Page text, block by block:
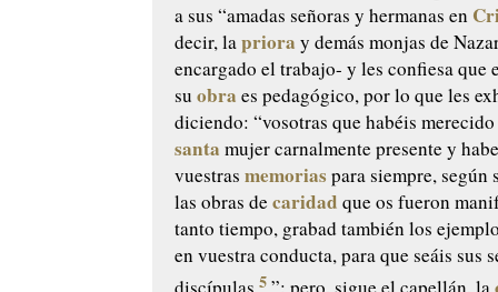
a sus “amadas señoras y hermanas en
decir, lapriora y demás monjas de
encargado el trabajo- y les confiesa que
suobra es pedagógico, por lo que les
diciendo: “vosotras que habéis merecido
santa mujer carnalmente presente y
vuestrasmemoriaspara siempre, según
las obras decaridad que os fueron
tanto tiempo, grabad también los
en vuestra conducta, para que seáis sus
5